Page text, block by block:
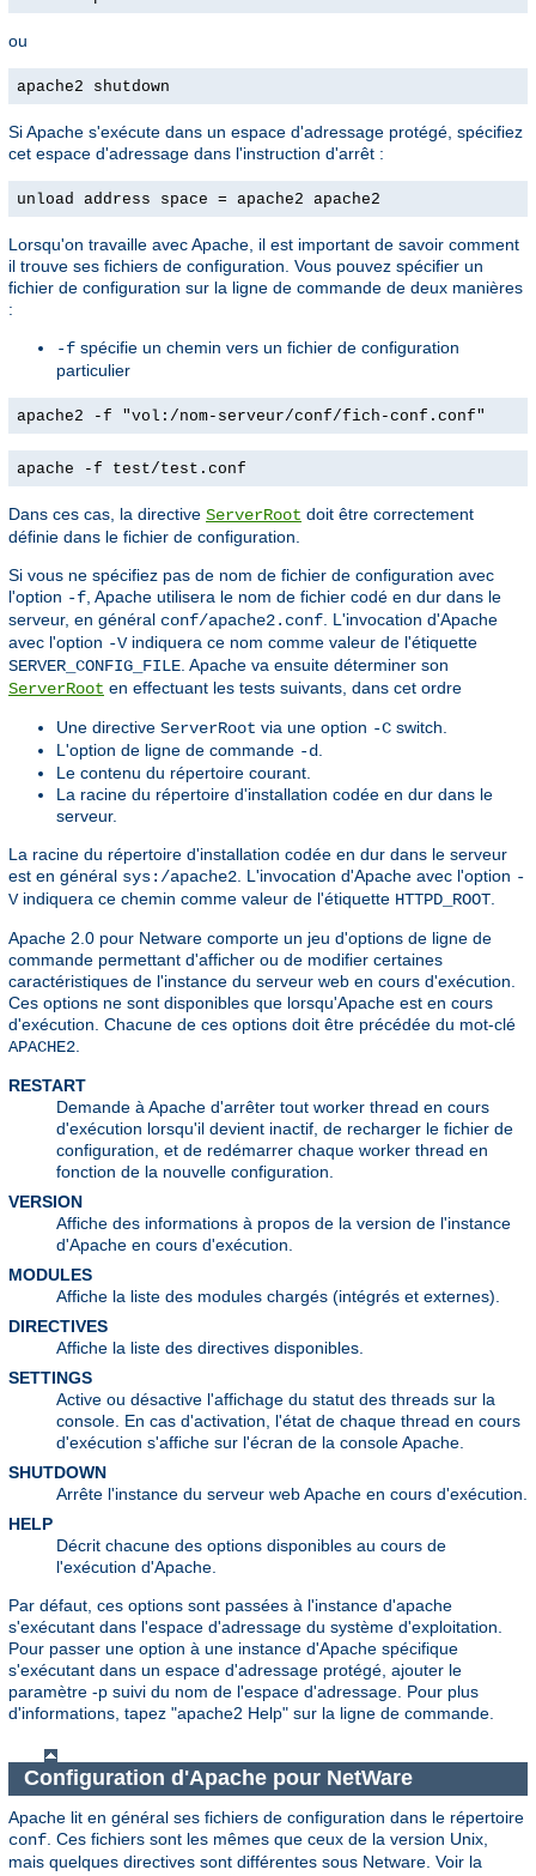
ou
apache2 shutdown
Si Apache s'exécute dans un espace d'adressage protégé, spécifiez
cet espace d'adressage dans l'instruction d'arrêt :
unload address space = apache2 apache2
Lorsqu'on travaille avec Apache, il est important de savoir comment
il trouve ses fichiers de configuration. Vous pouvez spécifier un
fichier de configuration sur la ligne de commande de deux manières
:
-f spécifie un chemin vers un fichier de configuration
particulier
apache2 -f "vol:/nom-serveur/conf/fich-conf.conf"
apache -f test/test.conf
Dans ces cas, la directive ServerRoot doit être correctement
définie dans le fichier de configuration.
Si vous ne spécifiez pas de nom de fichier de configuration avec
l'option -f , Apache utilisera le nom de fichier codé en dur dans le
serveur, en général conf/apache2.conf . L'invocation d'Apache
avec l'option -Vindiquera ce nom comme valeur de l'étiquette
SERVER_CONFIG_FILE . Apache va ensuite déterminer son
ServerRoot en effectuant les tests suivants, dans cet ordre
Une directive ServerRoot via une option -C switch.
L'option de ligne de commande -d
Le contenu du répertoire courant.
La racine du répertoire d'installation codée en dur dans le
serveur.
La racine du répertoire d'installation codée en dur dans le serveur
est en général sys:/apache2 . L'invocation d'Apache avec l'option -
Vindiquera ce chemin comme valeur de l'étiquette HTTPD_ROOT
Apache 2.0 pour Netware comporte un jeu d'options de ligne de
commande permettant d'afficher ou de modifier certaines
caractéristiques de l'instance du serveur web en cours d'exécution.
Ces options ne sont disponibles que lorsqu'Apache est en cours
d'exécution. Chacune de ces options doit être précédée du mot-clé
APACHE2
RESTART
Demande à Apache d'arrêter tout worker thread en cours
d'exécution lorsqu'il devient inactif, de recharger le fichier de
configuration, et de redémarrer chaque worker thread en
fonction de la nouvelle configuration.
VERSION
Affiche des informations à propos de la version de l'instance
d'Apache en cours d'exécution.
MODULES
Affiche la liste des modules chargés (intégrés et externes).
DIRECTIVES
Affiche la liste des directives disponibles.
SETTINGS
Active ou désactive l'affichage du statut des threads sur la
console. En cas d'activation, l'état de chaque thread en cours
d'exécution s'affiche sur l'écran de la console Apache.
SHUTDOWN
Arrête l'instance du serveur web Apache en cours d'exécution.
HELP
Décrit chacune des options disponibles au cours de
l'exécution d'Apache.
Par défaut, ces options sont passées à l'instance d'apache
s'exécutant dans l'espace d'adressage du système d'exploitation.
Pour passer une option à une instance d'Apache spécifique
s'exécutant dans un espace d'adressage protégé, ajouter le
paramètre -p suivi du nom de l'espace d'adressage. Pour plus
d'informations, tapez "apache2 Help" sur la ligne de commande.
Configuration d'Apache pour NetWare
Apache lit en général ses fichiers de configuration dans le répertoire
conf . Ces fichiers sont les mêmes que ceux de la version Unix,
mais quelques directives sont différentes sous Netware. Voir la